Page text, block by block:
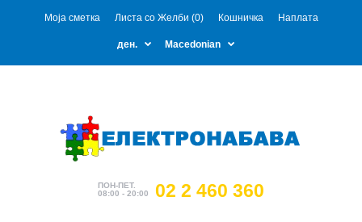
Моја сметка Листа со Желби (0) Кошничка Наплата
ден. Macedonian
ПОН-ПЕТ.
08:00 - 20:00
02 2 460 360